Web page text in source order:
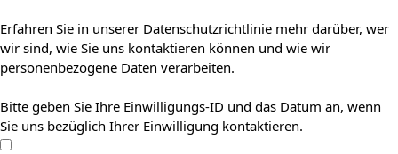
Erfahren Sie in unserer Datenschutzrichtlinie mehr darüber, wer
wir sind, wie Sie uns kontaktieren können und wie wir
personenbezogene Daten verarbeiten.
Bitte geben Sie Ihre Einwilligungs-ID und das Datum an, wenn
Sie uns bezüglich Ihrer Einwilligung kontaktieren.